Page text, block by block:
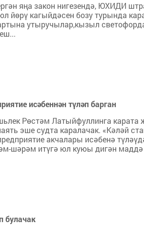
яңа закон нигезендә, ЮХИДИ
йөрү кагыйдәсен бозу турында
утыручылар,кызыл
исәбеннән түләп барган
Рөстәм Латыйфуллинга карата
эше судта каралачак. «Кәләй
акчалары исәбенә
шәрәм итүгә юл куюы дигән маддә
булачак